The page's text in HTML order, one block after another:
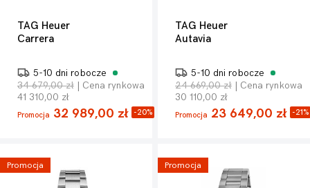
TAG Heuer
Carrera
5-10 dni robocze
34 679,00 zł | Cena rynkowa
41 310,00 zł
Promocja 32 989,00 zł -20%
TAG Heuer
Autavia
5-10 dni robocze
24 669,00 zł | Cena rynkowa
30 110,00 zł
Promocja 23 649,00 zł -21%
Promocja Promocja